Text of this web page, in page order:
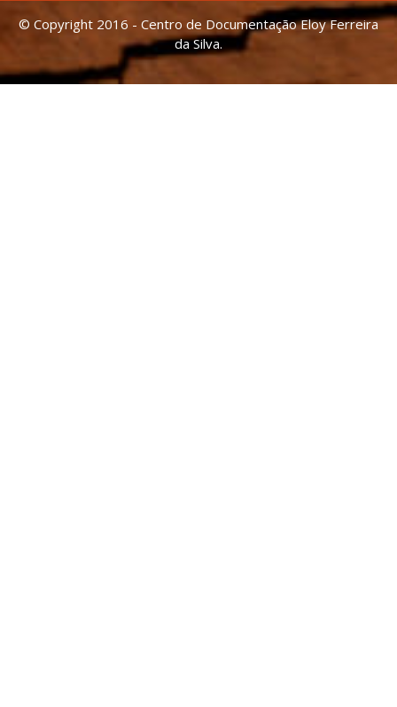
© Copyright 2016 - Centro de Documentação Eloy Ferreira
da Silva.